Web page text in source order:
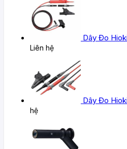
Dây Đo
Liên hệ
Dây Đo
hệ